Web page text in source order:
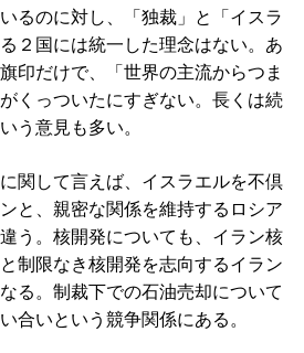
るのに対し、「独裁」と「イスラ
２国には統一した理念はない。あ
印だけで、「世界の主流からつま
くっついたにすぎない。長くは続
う意見も多い。
関して言えば、イスラエルを不倶
と、親密な関係を維持するロシア
う。核開発についても、イラン核
制限なき核開発を志向するイラン
る。制裁下での石油売却について
合いという競争関係にある。